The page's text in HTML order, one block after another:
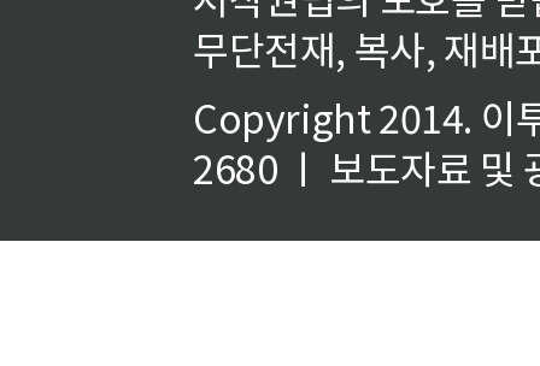
무단전재, 복사, 재배
Copyright 2014. 이
2680 ㅣ 보도자료